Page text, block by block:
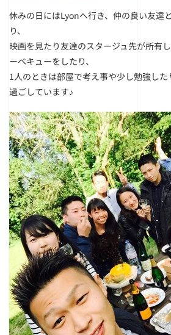
休みの日にはLyonへ行き、仲の良い友達
り、
映画を見たり友達のスタージュ先が所有
ーベキューをしたり、
1人のときは部屋で考え事や少し勉強し
過ごしています♪